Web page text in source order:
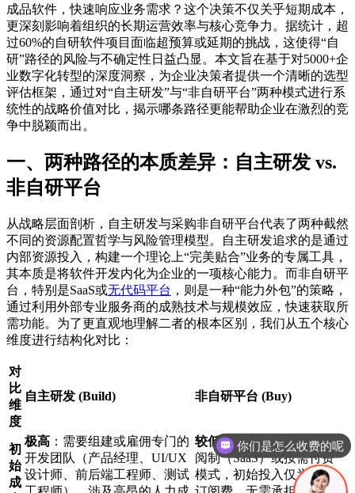
成品软件，快速响应业务需求？这个决策不仅关乎短期成本，
更深刻影响着组织的长期运营效率与核心竞争力。据统计，超
过60%的自研软件项目面临超预算或延期的挑战，这使得“自
研”路径的风险与不确定性日益凸显。本文旨在基于对5000+企
业数字化转型的深度洞察，为企业决策者提供一个清晰的选型
评估框架，通过对“自主研发”与“非自研平台”两种模式进行系
统性的战略价值对比，揭示哪条路径更能帮助企业在激烈的竞
争中脱颖而出。
一、两种路径的本质差异：自主研发 vs.
非自研平台
从战略层面剖析，自主研发与采购非自研平台代表了两种截然
不同的资源配置哲学与风险管理模型。自主研发追求的是通过
内部资源投入，构建一个理论上“完美贴合”业务的专属工具，
其本质是将软件开发内化为企业的一项核心能力。而非自研平
台，特别是SaaS或无代码平台 ，则是一种“能力外包”的策略，
通过利用外部专业服务商的成熟技术与规模效应，快速获取所
需功能。为了更直观地理解二者的根本区别，我们从五个核心
维度进行结构化对比：
对
比
维
度
自主研发 (Build) 非自研平台 (Buy)
初
始
成
极高 ：需要组建或雇佣专门的
开发团队（产品经理、UI/UX
设计师、前后端工程师、测试
较低或可控：通常采用订
阅制（SaaS）或按需付费
模式，初始投入仅为平台
你们是怎么收费的呢
现在有优惠活动吗